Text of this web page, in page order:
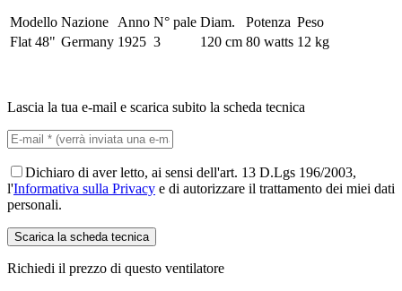
Modello Nazione Anno N° pale Diam. Potenza Peso
Flat 48" Germany 1925 3 120 cm 80 watts 12 kg
Lascia la tua e-mail e scarica subito la scheda tecnica
Dichiaro di aver letto, ai sensi dell'art. 13 D.Lgs 196/2003,
l'Informativa sulla Privacy e di autorizzare il trattamento dei miei dati
personali.
Richiedi il prezzo di questo ventilatore